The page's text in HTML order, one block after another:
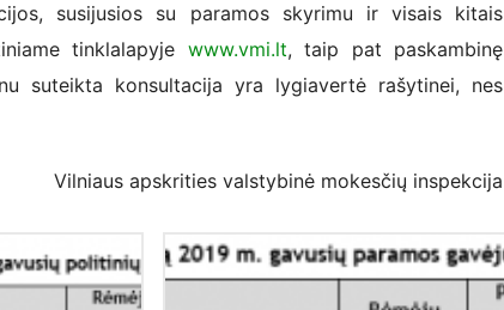
susijusios su paramos skyrimu ir visais kitais
tinklalapyje www.vmi.lt, taip pat paskambinę
suteikta konsultacija yra lygiavertė rašytinei, nes
Vilniaus apskrities valstybinė mokesčių inspekcija